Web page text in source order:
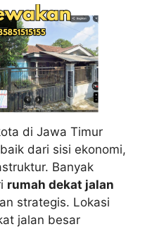
di Jawa Timur
dari sisi ekonomi,
Banyak
rumah dekat jalan
strategis. Lokasi
jalan besar